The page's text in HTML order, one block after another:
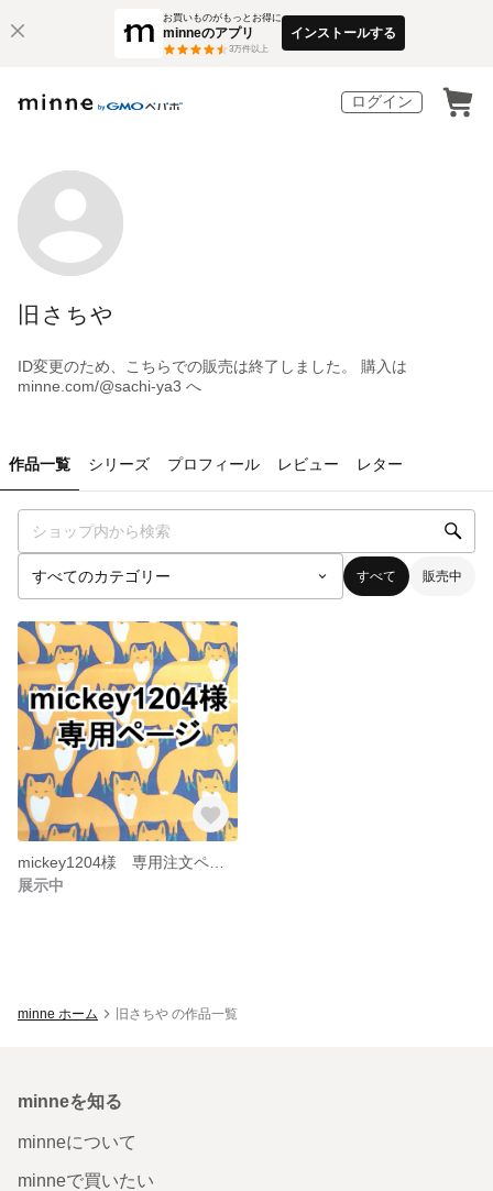
お買いものがもっとお得に
minneのアプリ
3万件以上
インストールする
ログイン
旧さちや
ID変更のため、こちらでの販売は終了しました。 購入は
minne.com/@sachi-ya3 へ
作品一覧 シリーズ プロフィール レビュー レター
すべて 販売中
展示中
minne ホーム 旧さちや の作品一覧
minneを知る
minneについて
minneで買いたい